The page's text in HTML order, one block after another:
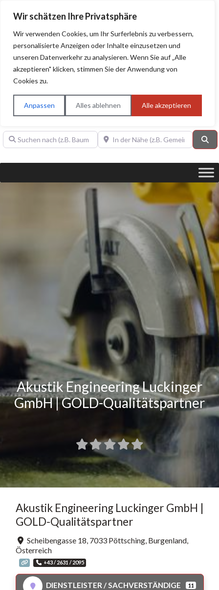
Wir schätzen Ihre Privatsphäre
Wir verwenden Cookies, um Ihr Surferlebnis zu verbessern,
personalisierte Anzeigen oder Inhalte einzusetzen und
unseren Datenverkehr zu analysieren. Wenn Sie auf „Alle
akzeptieren" klicken, stimmen Sie der Anwendung von
Cookies zu.
Anpassen Alles ablehnen Alle akzeptieren
BAUHERRENHILFE.orgQualitätssiegel!
Sie finden hier nur Qualitätsbetriebe, die mit dem DIAMANT,
PLATIN, GOLD, SILBER, ANWÄRTER "Bauherrenhilfe.org-
Qualitätssiegel" ausgezeichnet sind.
Suchen nach (z.B. Baumeister oder Dachdecker)In der Nähe (z.B. Gemeinde Baden)
Akustik Engineering Luckinger
GmbH | GOLD-Qualitätspartner
Akustik Engineering Luckinger GmbH |
GOLD-Qualitätspartner
Scheibengasse 18 7033 Pöttsching, Burgenland,
Österreich
+43 / 2631 / 2095
DIENSTLEISTER / SACHVERSTÄNDIGE 11